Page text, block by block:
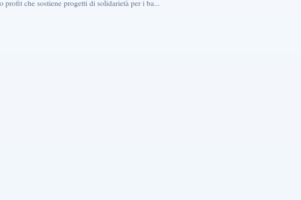
profit che sostiene progetti di solidarietà per i ba...